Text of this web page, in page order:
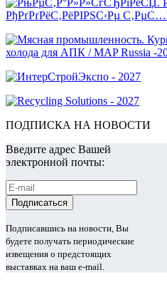
ПОДПИСКА НА НОВОСТИ
Введите адрес Вашей
электронной почты:
Подписавшись на новости, Вы
будете получать периодические
извещения о предстоящих
выставках на ваш e-mail.